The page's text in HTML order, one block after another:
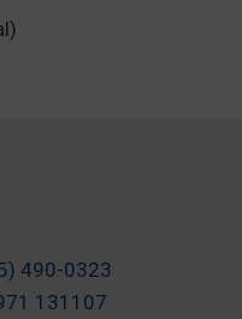
QUE
490-0323
131107